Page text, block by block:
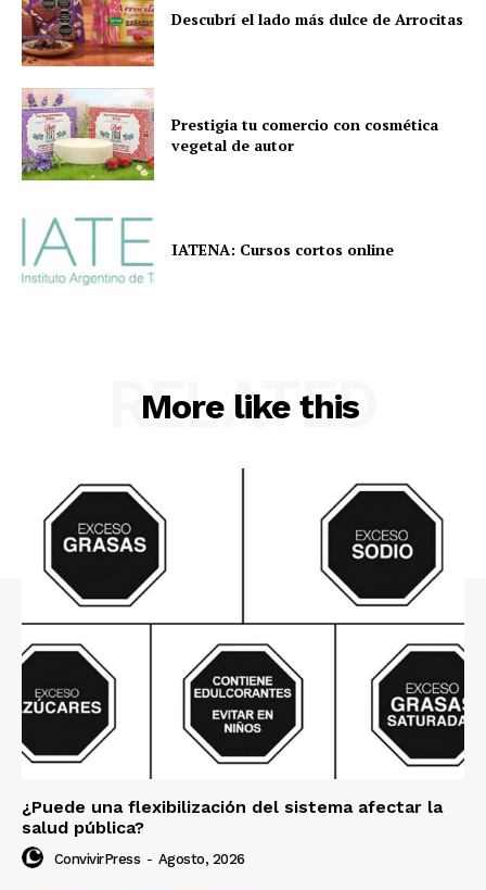
Descubrí el lado más dulce de Arrocitas
Prestigia tu comercio con cosmética
vegetal de autor
IATENA: Cursos cortos online
More like this
RELATED
¿Puede una flexibilización del sistema afectar la
salud pública?
ConvivirPress - Agosto, 2026